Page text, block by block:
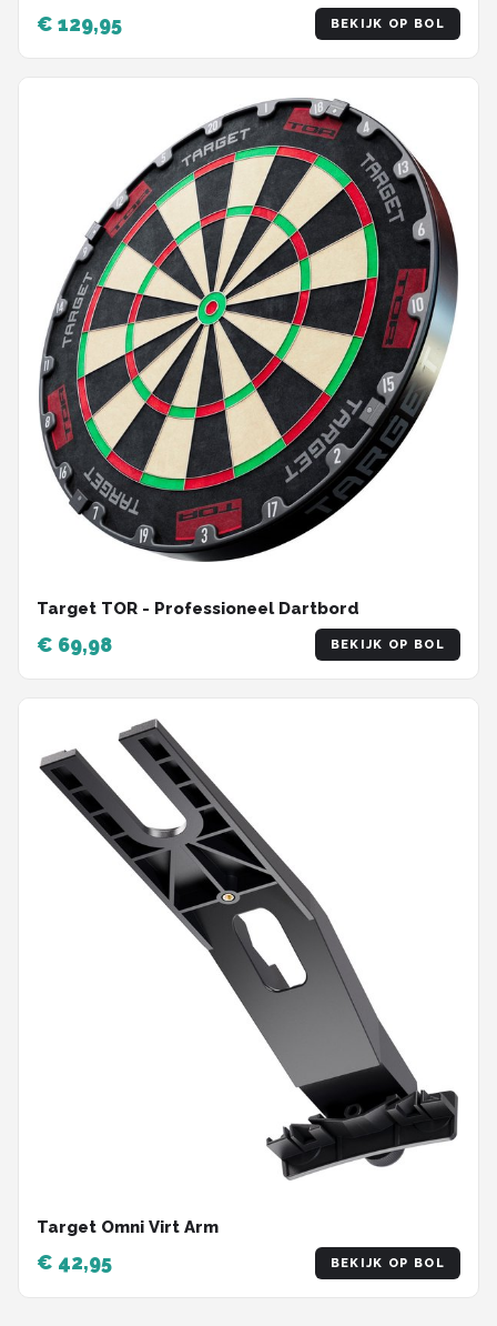
€ 129,95 BEKIJK OP BOL
Target TOR - Professioneel Dartbord
€ 69,98 BEKIJK OP BOL
Target Omni Virt Arm
€ 42,95 BEKIJK OP BOL